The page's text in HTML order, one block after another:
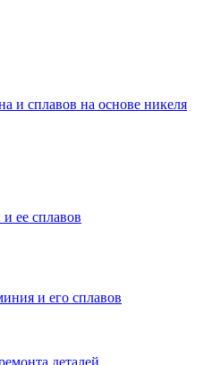
и сплавов на основе никеля
ее сплавов
и его сплавов
деталей